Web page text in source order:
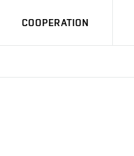
COOPERATION